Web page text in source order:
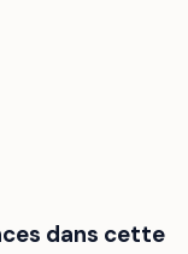
dans cette